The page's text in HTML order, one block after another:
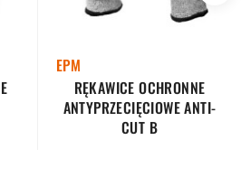
EPM
RĘKAWICE OCHRONNE
ANTYPRZECIĘCIOWE ANTI-
CUT B